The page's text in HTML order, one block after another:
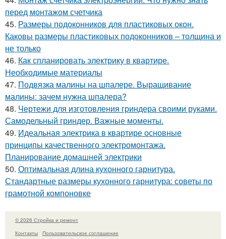
перед монтажом счетчика
45. Размеры подоконников для пластиковых окон.
Каковы размеры пластиковых подоконников – толщина и
не только
46. Как спланировать электрику в квартире.
Необходимые материалы
47. Подвязка малины на шпалере. Выращивание
малины: зачем нужна шпалера?
48. Чертежи для изготовления гриндера своими руками.
Самодельный гриндер. Важные моменты.
49. Идеальная электрика в квартире основные
принципы качественного электромонтажа.
Планирование домашней электрики
50. Оптимальная длина кухонного гарнитура.
Стандартные размеры кухонного гарнитура: советы по
грамотной компоновке
© 2026 Стройка и ремонт
Контакты
Пользовательское соглашение